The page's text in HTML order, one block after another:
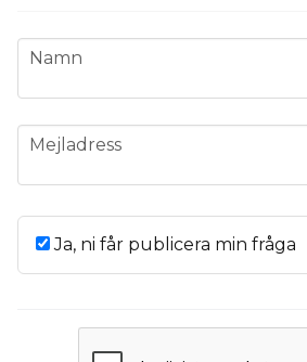
name
Namn
email
Mejladress
Ja, ni får publicera min fråga